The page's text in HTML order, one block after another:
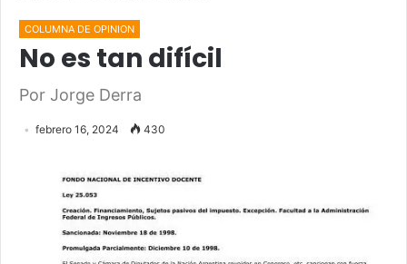
COLUMNA DE OPINION
No es tan difícil
Por Jorge Derra
febrero 16, 2024 430